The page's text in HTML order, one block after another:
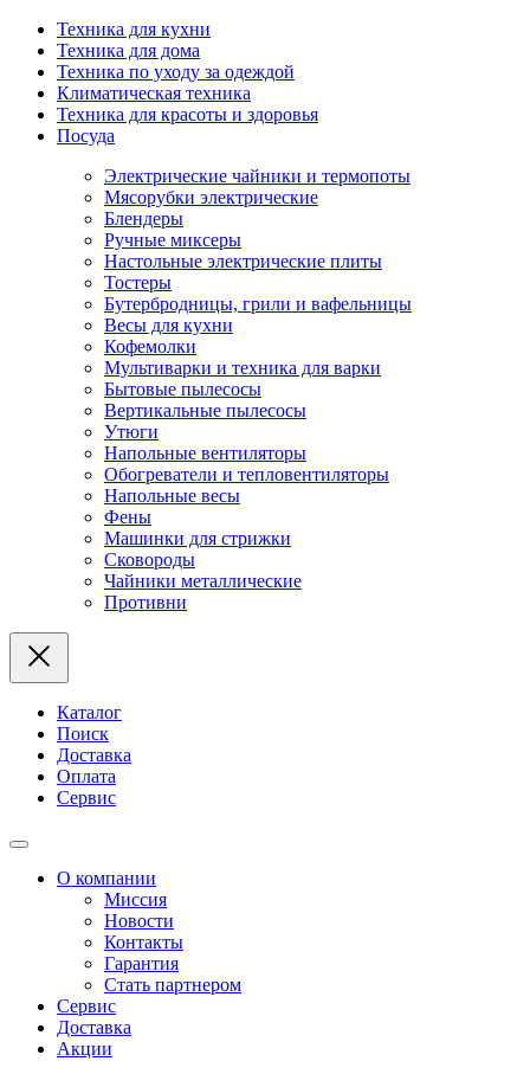
Техника для кухни
Техника для дома
Техника по уходу за одеждой
Климатическая техника
Техника для красоты и здоровья
Посуда
Электрические чайники и термопоты
Мясорубки электрические
Блендеры
Ручные миксеры
Настольные электрические плиты
Тостеры
Бутербродницы, грили и вафельницы
Весы для кухни
Кофемолки
Мультиварки и техника для варки
Бытовые пылесосы
Вертикальные пылесосы
Утюги
Напольные вентиляторы
Обогреватели и тепловентиляторы
Напольные весы
Фены
Машинки для стрижки
Сковороды
Чайники металлические
Противни
Каталог
Поиск
Доставка
Оплата
Сервис
О компании
Миссия
Новости
Контакты
Гарантия
Стать партнером
Сервис
Доставка
Акции